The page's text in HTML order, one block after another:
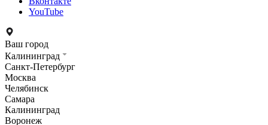
YouTube
Ваш город
Калининград
Санкт-Петербург
Москва
Челябинск
Самара
Калининград
Воронеж